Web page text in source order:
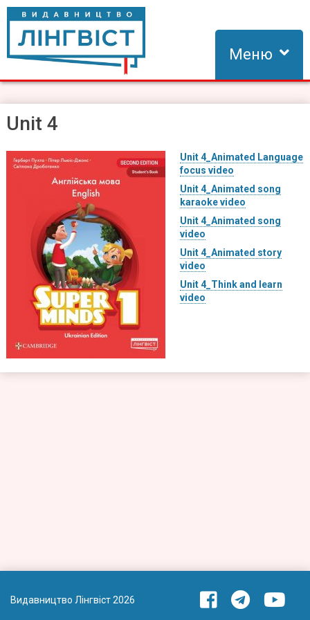
Skip
content
Видавництво Лінгвіст
Видавництво Лінгвіст – адаптація та створення видань для
Меню
Unit 4
Unit 4_Animated Language
focus video
Unit 4_Animated song
karaoke video
Unit 4_Animated song
video
Unit 4_Animated story
video
Unit 4_Think and learn
video
Видавництво Лінгвіст 2026